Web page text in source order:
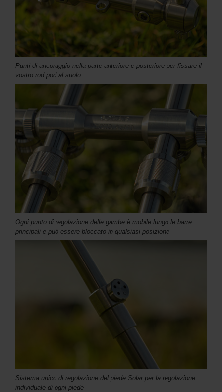
Punti di ancoraggio nella parte anteriore e posteriore per fissare il
vostro rod pod al suolo
Ogni punto di regolazione delle gambe è mobile lungo le barre
principali e può essere bloccato in qualsiasi posizione
Sistema unico di regolazione del piede Solar per la regolazione
individuale di ogni piede